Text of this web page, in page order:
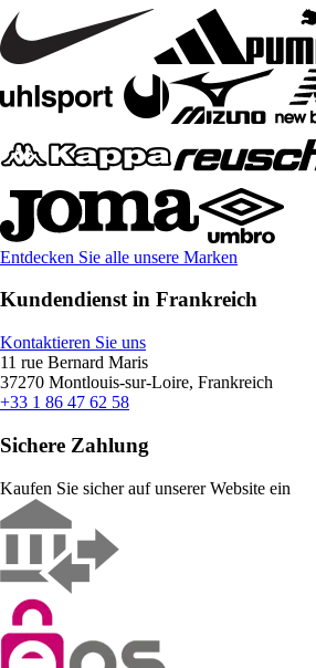
Entdecken Sie alle unsere Marken
Kundendienst in Frankreich
Kontaktieren Sie uns
11 rue Bernard Maris
37270 Montlouis-sur-Loire, Frankreich
+33 1 86 47 62 58
Sichere Zahlung
Kaufen Sie sicher auf unserer Website ein